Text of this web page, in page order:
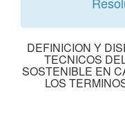
DEFINICION Y
TECNICOS
SOSTENIBLE EN
LOS